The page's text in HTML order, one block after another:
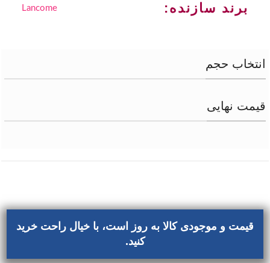
برند سازنده: Lancome
انتخاب حجم
قیمت نهایی
قیمت و موجودی کالا به روز است، با خیال راحت خرید
کنید.